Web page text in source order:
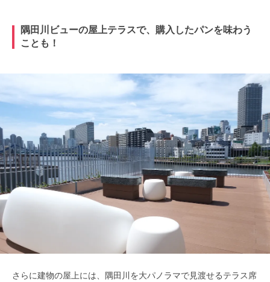
隅田川ビューの屋上テラスで、購入したパンを味わう
ことも！
さらに建物の屋上には、隅田川を大パノラマで見渡せるテラス席